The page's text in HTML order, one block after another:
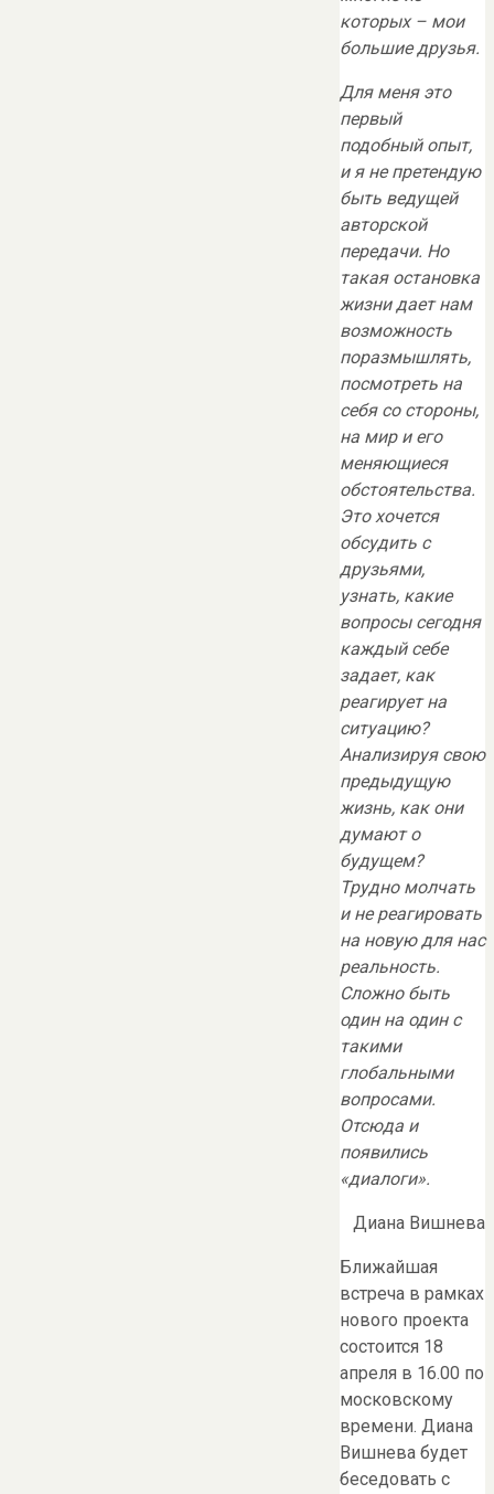
которых – мои
большие друзья.
Для меня это
первый
подобный опыт,
и я не претендую
быть ведущей
авторской
передачи. Но
такая остановка
жизни дает нам
возможность
поразмышлять,
посмотреть на
себя со стороны,
на мир и его
меняющиеся
обстоятельства.
Это хочется
обсудить с
друзьями,
узнать, какие
вопросы сегодня
каждый себе
задает, как
реагирует на
ситуацию?
Анализируя свою
предыдущую
жизнь, как они
думают о
будущем?
Трудно молчать
и не реагировать
на новую для нас
реальность.
Сложно быть
один на один с
такими
глобальными
вопросами.
Отсюда и
появились
«диалоги».
Диана Вишнева
Ближайшая
встреча в рамках
нового проекта
состоится 18
апреля в 16.00 по
московскому
времени. Диана
Вишнева будет
беседовать с